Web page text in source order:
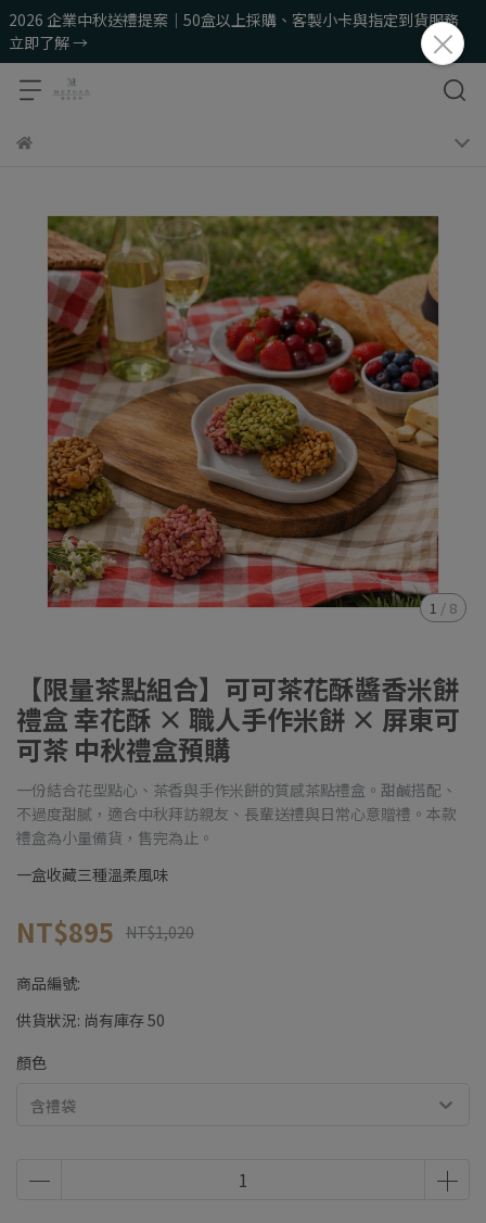
2026 企業中秋送禮提案｜50盒以上採購、客製小卡與指定到貨服務
立即了解 →
1 / 8
【限量茶點組合】可可茶花酥醬香米餅
禮盒 幸花酥 × 職人手作米餅 × 屏東可
可茶 中秋禮盒預購
一份結合花型點心、茶香與手作米餅的質感茶點禮盒。甜鹹搭配、
不過度甜膩，適合中秋拜訪親友、長輩送禮與日常心意贈禮。本款
禮盒為小量備貨，售完為止。
一盒收藏三種溫柔風味
NT$895 NT$1,020
商品編號:
供貨狀況: 尚有庫存 50
顏色
含禮袋